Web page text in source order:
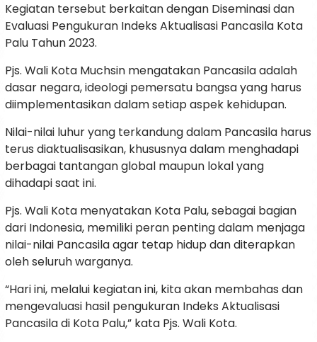
Kegiatan tersebut berkaitan dengan Diseminasi dan
Evaluasi Pengukuran Indeks Aktualisasi Pancasila Kota
Palu Tahun 2023.
Pjs. Wali Kota Muchsin mengatakan Pancasila adalah
dasar negara, ideologi pemersatu bangsa yang harus
diimplementasikan dalam setiap aspek kehidupan.
Nilai-nilai luhur yang terkandung dalam Pancasila harus
terus diaktualisasikan, khususnya dalam menghadapi
berbagai tantangan global maupun lokal yang
dihadapi saat ini.
Pjs. Wali Kota menyatakan Kota Palu, sebagai bagian
dari Indonesia, memiliki peran penting dalam menjaga
nilai-nilai Pancasila agar tetap hidup dan diterapkan
oleh seluruh warganya.
“Hari ini, melalui kegiatan ini, kita akan membahas dan
mengevaluasi hasil pengukuran Indeks Aktualisasi
Pancasila di Kota Palu,” kata Pjs. Wali Kota.